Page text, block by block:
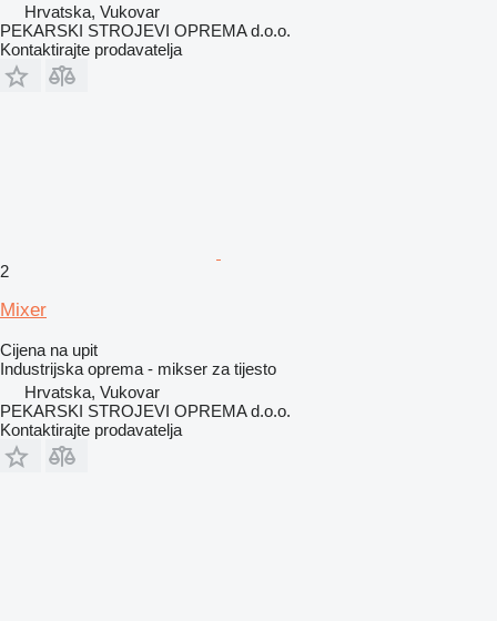
Hrvatska, Vukovar
PEKARSKI STROJEVI OPREMA d.o.o.
Kontaktirajte prodavatelja
2
Mixer
Cijena na upit
Industrijska oprema - mikser za tijesto
Hrvatska, Vukovar
PEKARSKI STROJEVI OPREMA d.o.o.
Kontaktirajte prodavatelja